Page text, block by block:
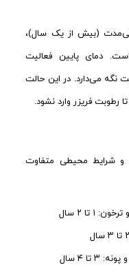
(بیش از یک سال)،
دمای پایین فعالیت
نگه می‌دارد. در این حالت
رطوبت فریزر وارد نشود.
و شرایط محیطی متفاوت
تا ۲ سال
۴ سال